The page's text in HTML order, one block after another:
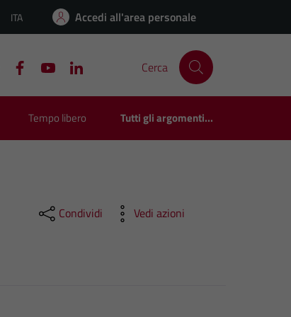
Lingua attiva:
ITA Accedi all'area personale
Cerca
Tempo libero Tutti gli argomenti...
Condividi Vedi azioni